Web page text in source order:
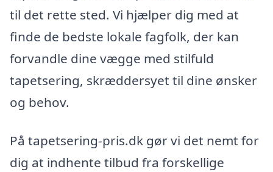
til det rette sted. Vi hjælper dig med at
finde de bedste lokale fagfolk, der kan
forvandle dine vægge med stilfuld
tapetsering, skræddersyet til dine ønsker
og behov.
På tapetsering-pris.dk gør vi det nemt for
dig at indhente tilbud fra forskellige